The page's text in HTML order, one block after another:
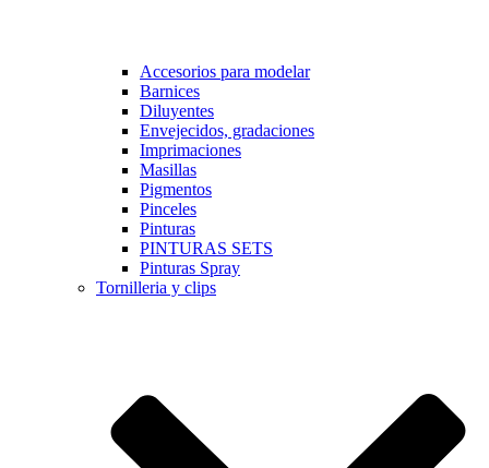
Accesorios para modelar
Barnices
Diluyentes
Envejecidos, gradaciones
Imprimaciones
Masillas
Pigmentos
Pinceles
Pinturas
PINTURAS SETS
Pinturas Spray
Tornilleria y clips